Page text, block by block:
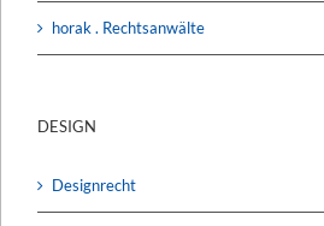
horak . Rechtsanwälte
DESIGN
Designrecht